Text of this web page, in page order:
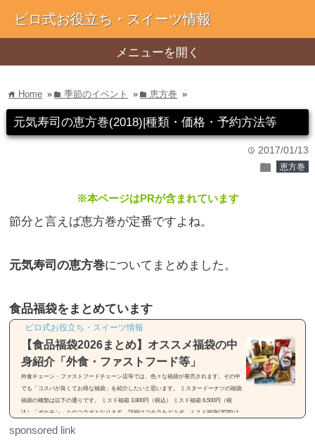
ピロ式お役立ち・スイーツ情報
メニューを開く
home Home » folder季節のイベント » folder恵方巻 »
元気寿司の恵方巻(2018)|種類・価格・予約方法等
time 2017/01/13
folder 恵方巻
※本ページはPRが含まれています
節分と言えば恵方巻が定番ですよね。
元気寿司の恵方巻についてまとめました。
食品福袋をまとめています
ピロ式お役立ち・スイーツ情報
【食品福袋2026まとめ】オススメ福袋の中
身紹介「外食・ファストフード等」
外食チェーン・ファストフードチェーン店等では、色々な福袋が発売されます。その中
でも「コスパが良くてお得な福袋」を紹介したいと思います。 ミスタードーナツの福袋
福袋の種類は以下の通りです。 ミスド福箱 3,800円（税込） ミスド福箱 6,500円（税
込）「ポケモン」とのコラボとなります。詳細はコチラをどうぞ。ミスド福袋(2026)は
sponsored link